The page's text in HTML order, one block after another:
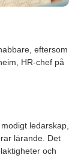
eftersom
HR-chef på
ledarskap,
lärande. Det
och